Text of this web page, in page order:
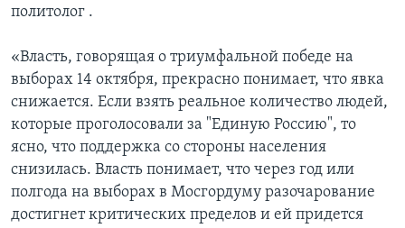
политолог .
«Власть, говорящая о триумфальной победе на
выборах 14 октября, прекрасно понимает, что явка
снижается. Если взять реальное количество людей,
которые проголосовали за "Единую Россию", то
ясно, что поддержка со стороны населения
снизилась. Власть понимает, что через год или
полгода на выборах в Мосгордуму разочарование
достигнет критических пределов и ей придется